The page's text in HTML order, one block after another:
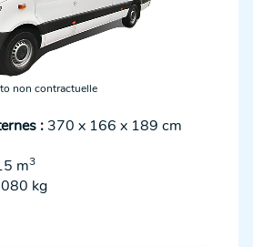
non contractuelle
: 370 x 166 x 189 cm
m3
kg